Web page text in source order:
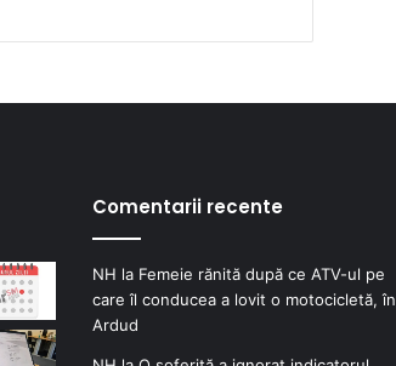
Comentarii recente
NH la Femeie rănită după ce ATV-ul pe
care îl conducea a lovit o motocicletă, în
Ardud